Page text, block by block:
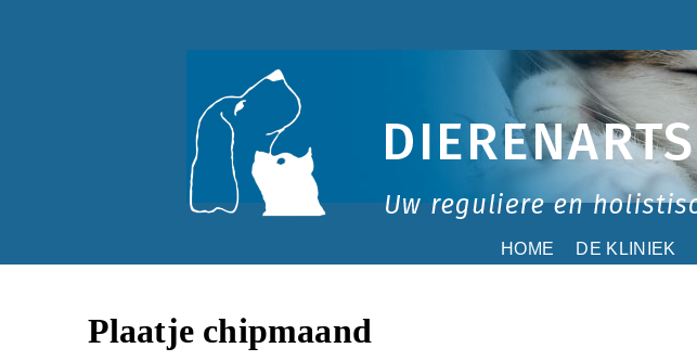
Dierenartsenpraktijk
Danswijk
HOME DE KLINIEK
Plaatje chipmaand